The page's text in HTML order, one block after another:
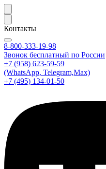
Контакты
8-800-333-19-98
Звонок бесплатный по России
+7 (958) 623-59-59
(WhatsApp, Telegram,Max)
+7 (495) 134-01-50